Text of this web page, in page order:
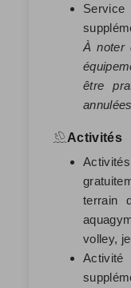
Service
À noter
être
Activités
terrain
volley,